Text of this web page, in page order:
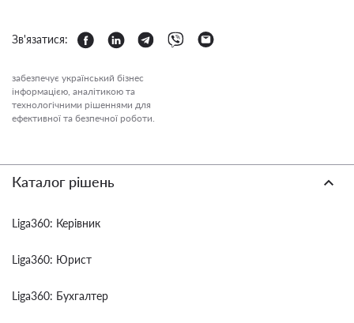
Зв'язатися:
забезпечує український бізнес
інформацією, аналітикою та
технологічними рішеннями для
ефективної та безпечної роботи.
Каталог рішень
Liga360: Керівник
Liga360: Юрист
Liga360: Бухгалтер